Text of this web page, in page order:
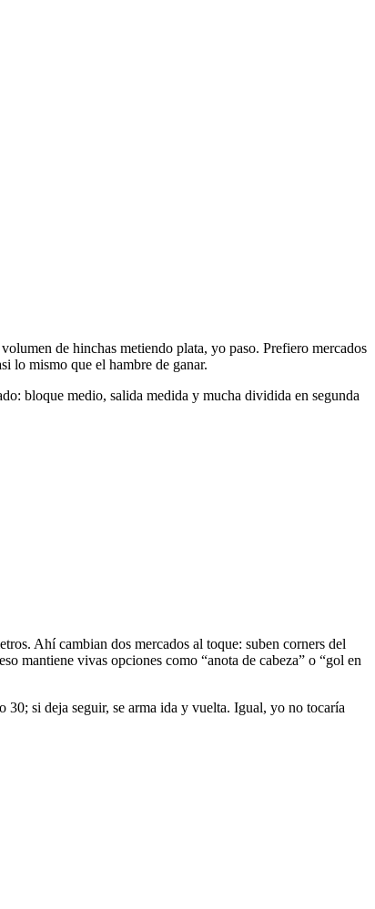
de hinchas metiendo plata, yo paso. Prefiero mercados
lo mismo que el hambre de ganar.
bloque medio, salida medida y mucha dividida en segunda
Ahí cambian dos mercados al toque: suben corners del
mantiene vivas opciones como “anota de cabeza” o “gol en
30; si deja seguir, se arma ida y vuelta. Igual, yo no tocaría